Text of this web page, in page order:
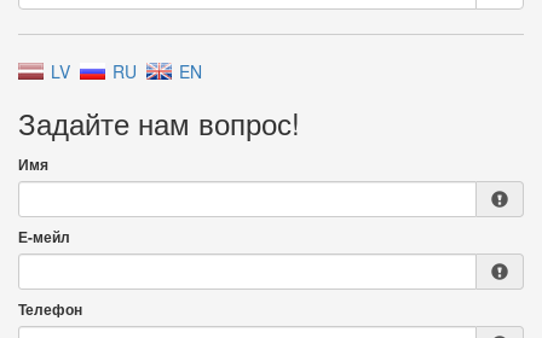
LV RU EN
Задайте нам вопрос!
Имя
Е-мейл
Телефон